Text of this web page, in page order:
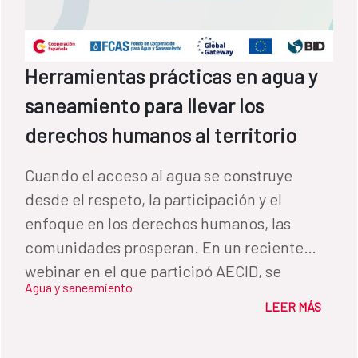
reconocido por los actores como una buena
práctica, con el fin de incorporarlo al nuevo
programa. LECCIONES APRENDIDAS Entre
las lecciones aprendidas que más se
destacaron durante la jornada cabe
mencionar tres: a) la importancia de alinear
municipales; b) la necesidad de trabajar de
forma coordinada entre el área social y el
área técnica del programa y c) la relevancia
de cuidar y fomentar desde el inicio la
participación social de la población. En este
sentido, los participantes señalaron como
Herramientas prácticas en agua y
saneamiento para llevar los
derechos humanos al territorio
Cuando el acceso al agua se construye
desde el respeto, la participación y el
enfoque en los derechos humanos, las
comunidades prosperan. En un reciente
webinar en el que participó AECID, se
compartieron herramientas prácticas y
Agua y saneamiento
LEER MÁS